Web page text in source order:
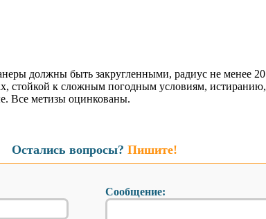
должны быть закругленными, радиус не менее
стойкой к сложным погодным условиям,
Все метизы оцинкованы.
Остались вопросы? Пишите!
Сообщение: